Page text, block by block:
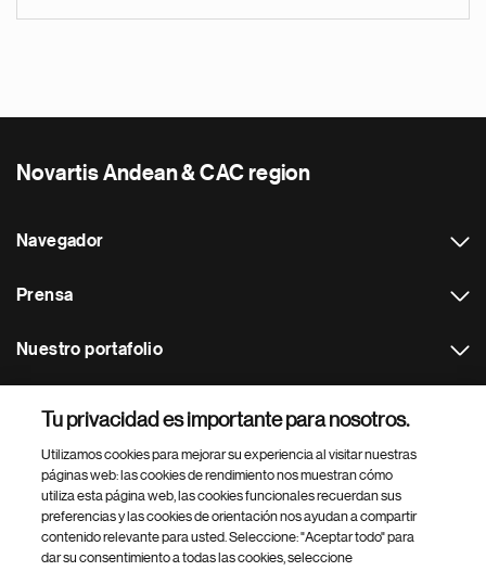
Novartis Andean & CAC region
Navegador
Prensa
Nuestro portafolio
Footer Site Search
Tu privacidad es importante para nosotros.
Utilizamos cookies para mejorar su experiencia al visitar nuestras
páginas web: las cookies de rendimiento nos muestran cómo
utiliza esta página web, las cookies funcionales recuerdan sus
preferencias y las cookies de orientación nos ayudan a compartir
contenido relevante para usted. Seleccione: "Aceptar todo" para
dar su consentimiento a todas las cookies, seleccione